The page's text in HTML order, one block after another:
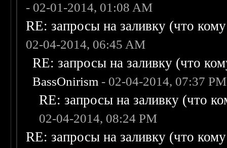
- 02-01-2014, 01:08 AM
RE: запросы на заливку (что
02-04-2014, 06:45 AM
RE: запросы на заливку (что
BassOnirism - 02-04-2014, 07:37 PM
RE: запросы на заливку (что
02-04-2014, 08:24 PM
RE: запросы на заливку (что